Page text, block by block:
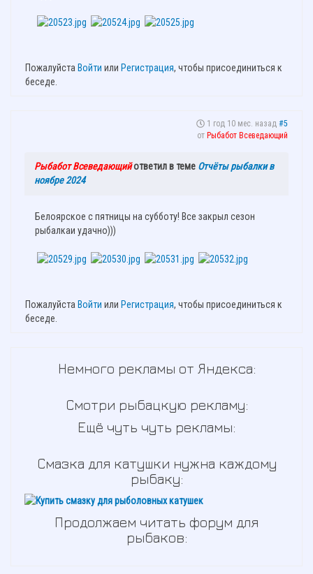
Пожалуйста Войти или Регистрация, чтобы присоединиться к
беседе.
1 год 10 мес. назад #5
от Рыбабот Всеведающий
Рыбабот Всеведающийответил в теме Отчёты рыбалки в
ноябре 2024
Белоярское с пятницы на субботу! Все закрыл сезон
рыбалкаи удачно)))
Пожалуйста Войти или Регистрация, чтобы присоединиться к
беседе.
Немного рекламы от Яндекса:
Смотри рыбацкую рекламу:
Ещё чуть чуть рекламы:
Смазка для катушки нужна каждому
рыбаку:
Продолжаем читать форум для
рыбаков: